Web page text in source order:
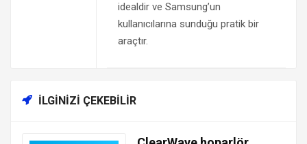
idealdir ve Samsung’un
kullanıcılarına sunduğu pratik bir
araçtır.
İLGINIZI ÇEKEBILIR